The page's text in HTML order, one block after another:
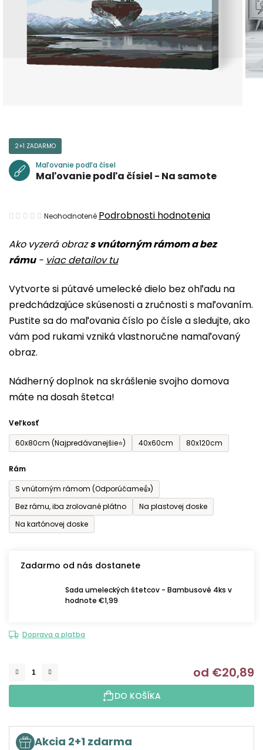
Ako vyzerá obrazs vnútorným rámom a bez
rámu- viac detailov tu
Vytvorte si pútavé umelecké dielo bez ohľadu na
predchádzajúce skúsenosti a zručnosti s maľovaním.
Pustite sa do maľovania číslo po čísle a sledujte, ako
vám pod rukami vzniká vlastnoručne namaľovaný
obraz.
Nádherný doplnok na skrášlenie svojho domova
máte na dosah štetca!
Veľkosť
60x80cm (Najpredávanejšie⭐)
40x60cm 80x120cm
Rám
S vnútorným rámom (Odporúčame👍)
Bez rámu, iba zrolované plátno
Na plastovej doske
Na kartónovej doske
Zadarmo od nás dostanete
Sada umeleckých štetcov - Bambusové 4ks v
hodnote €1,99
Doprava a platba
od €20,89
DO KOŠÍKA
Akcia 2+1 zdarma
2+1 ZADARMO
Maľovanie podľa čísel
Maľovanie podľa čísiel - Na samote
Priemerné
produktu
je
z
5
hviezdičiek.
Neohodnotené Podrobnosti hodnotenia